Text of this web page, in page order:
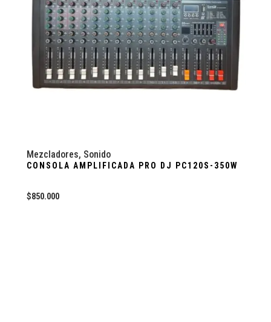
Mezcladores, Sonido
CONSOLA AMPLIFICADA PRO DJ PC120S-350W
$850.000